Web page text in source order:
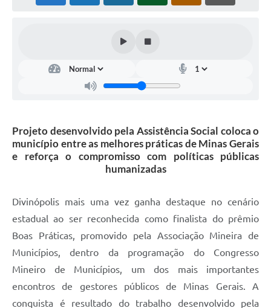
Projeto desenvolvido pela Assistência Social coloca o
município entre as melhores práticas de Minas Gerais
e reforça o compromisso com políticas públicas
humanizadas
Divinópolis mais uma vez ganha destaque no cenário
estadual ao ser reconhecida como finalista do prêmio
Boas Práticas, promovido pela Associação Mineira de
Municípios, dentro da programação do Congresso
Mineiro de Municípios, um dos mais importantes
encontros de gestores públicos de Minas Gerais. A
conquista é resultado do trabalho desenvolvido pela